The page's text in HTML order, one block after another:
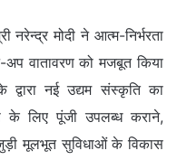
मोदी ने आत्म-निर्भरता
अप वातावरण को मजबूत किया
नई उद्यम संस्कृति का
के लिए पूंजी उपलब्ध कराने,
मूलभूत सुविधाओं के विकास